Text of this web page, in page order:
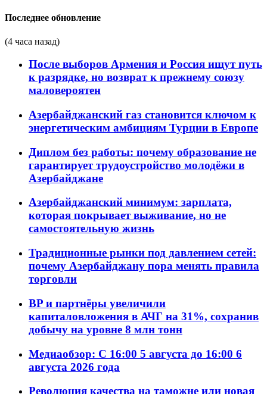
Последнее обновление
(4 часа назад)
После выборов Армения и Россия ищут путь
к разрядке, но возврат к прежнему союзу
маловероятен
Азербайджанский газ становится ключом к
энергетическим амбициям Турции в Европе
Диплом без работы: почему образование не
гарантирует трудоустройство молодёжи в
Азербайджане
Азербайджанский минимум: зарплата,
которая покрывает выживание, но не
самостоятельную жизнь
Традиционные рынки под давлением сетей:
почему Азербайджану пора менять правила
торговли
BP и партнёры увеличили
капиталовложения в АЧГ на 31%, сохранив
добычу на уровне 8 млн тонн
Медиаобзор: С 16:00 5 августа до 16:00 6
августа 2026 года
Революция качества на таможне или новая